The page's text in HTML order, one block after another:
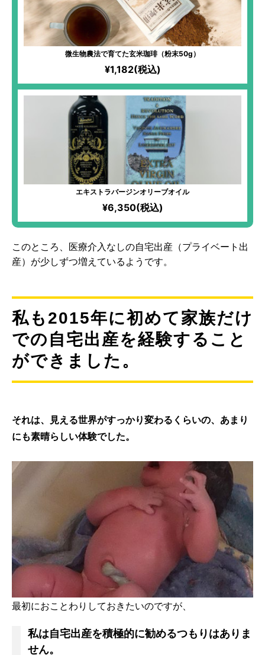
微生物農法で育てた玄米珈琲（粉末50g）
¥1,182(税込)
エキストラバージンオリーブオイル
¥6,350(税込)
このところ、医療介入なしの自宅出産（プライベート出
産）が少しずつ増えているようです。
私も2015年に初めて家族だけ
での自宅出産を経験すること
ができました。
それは、見える世界がすっかり変わるくらいの、あまり
にも素晴らしい体験でした。
最初におことわりしておきたいのですが、
私は自宅出産を積極的に勧めるつもりはありま
せん。